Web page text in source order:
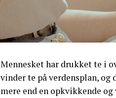
Mennesket har drukket te i
vinder te på verdensplan,
mere end en opkvikkende